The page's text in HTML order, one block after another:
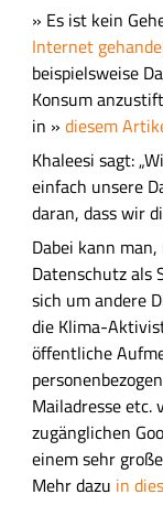
» Es ist kein
Internet
beispielsweise
Konsum
in » diesem
Khaleesi sagt:
einfach unsere
daran, dass wir
Dabei kann
Datenschutz als
sich um andere
die Klima-
öffentliche
Mailadresse
zugänglichen
einem sehr
Mehr dazu in